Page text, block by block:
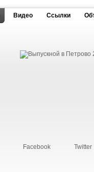
Видео Cсылки
Facebook Twitter